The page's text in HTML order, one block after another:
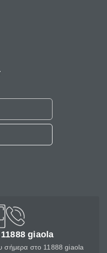
giaola
σήμερα στο 11888 giaola